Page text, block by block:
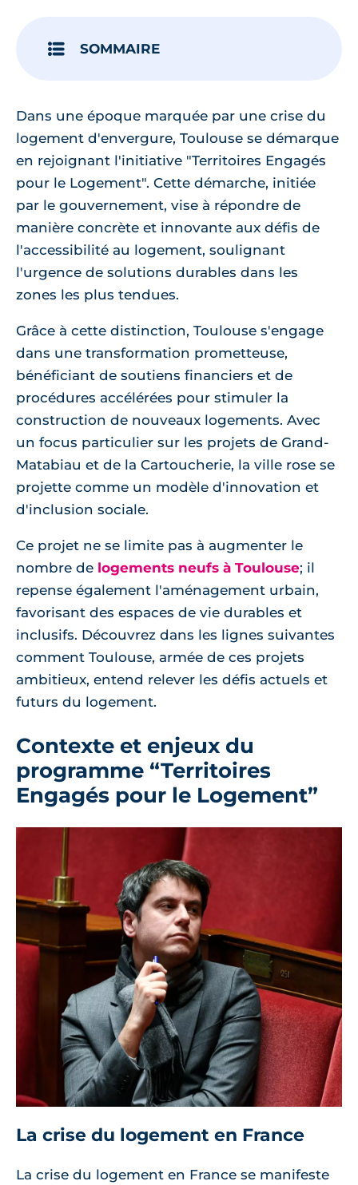
SOMMAIRE
Dans une époque marquée par une crise du
logement d'envergure, Toulouse se démarque
en rejoignant l'initiative "Territoires Engagés
pour le Logement". Cette démarche, initiée
par le gouvernement, vise à répondre de
manière concrète et innovante aux défis de
l'accessibilité au logement, soulignant
l'urgence de solutions durables dans les
zones les plus tendues.
Grâce à cette distinction, Toulouse s'engage
dans une transformation prometteuse,
bénéficiant de soutiens financiers et de
procédures accélérées pour stimuler la
construction de nouveaux logements. Avec
un focus particulier sur les projets de Grand-
Matabiau et de la Cartoucherie, la ville rose se
projette comme un modèle d'innovation et
d'inclusion sociale.
Ce projet ne se limite pas à augmenter le
nombre de logements neufs à Toulouse; il
repense également l'aménagement urbain,
favorisant des espaces de vie durables et
inclusifs. Découvrez dans les lignes suivantes
comment Toulouse, armée de ces projets
ambitieux, entend relever les défis actuels et
futurs du logement.
Contexte et enjeux du
programme “Territoires
Engagés pour le Logement”
La crise du logement en France
La crise du logement en France se manifeste